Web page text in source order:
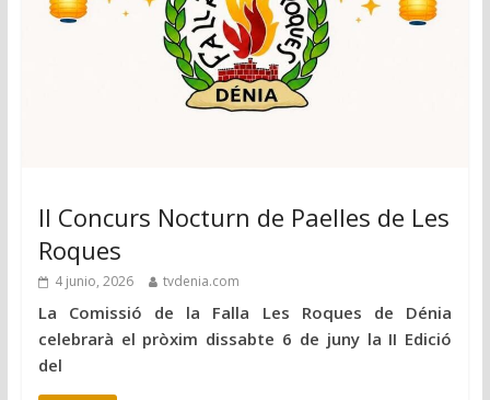
II Concurs Nocturn de Paelles de Les
Roques
4 junio, 2026 tvdenia.com
La Comissió de la Falla Les Roques de Dénia
celebrarà el pròxim dissabte 6 de juny la II Edició
del